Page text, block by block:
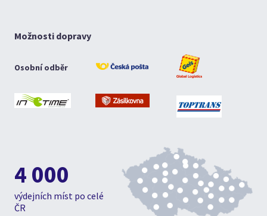
Možnosti dopravy
Osobní odběr
4 000
výdejních míst po celé
ČR